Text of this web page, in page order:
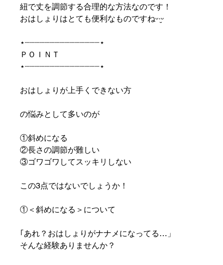
紐で丈を調節する合理的な方法なのです！
おはしょりはとても便利なものですねᵕ·̮ᵕ
⋆┈┈┈┈┈┈┈┈┈┈┈┈┈┈┈⋆
ＰＯＩＮＴ
⋆┈┈┈┈┈┈┈┈┈┈┈┈┈┈┈⋆
おはしょりが上手くできない方
の悩みとして多いのが
①斜めになる
②長さの調節が難しい
③ゴワゴワしてスッキリしない
この3点ではないでしょうか！
①＜斜めになる＞について
｢あれ？おはしょりがナナメになってる…」
そんな経験ありませんか？